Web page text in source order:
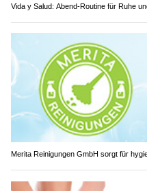
Vida y Salud: Abend-Routine für Ruhe
Merita Reinigungen GmbH sorgt für